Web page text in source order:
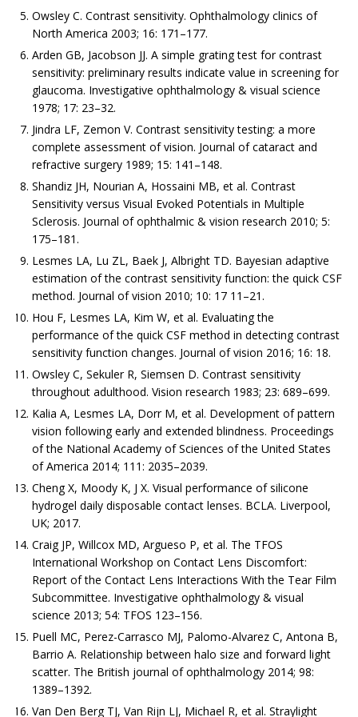
Owsley C. Contrast sensitivity. Ophthalmology clinics of
North America 2003; 16: 171–177.
Arden GB, Jacobson JJ. A simple grating test for contrast
sensitivity: preliminary results indicate value in screening for
glaucoma. Investigative ophthalmology & visual science
1978; 17: 23–32.
Jindra LF, Zemon V. Contrast sensitivity testing: a more
complete assessment of vision. Journal of cataract and
refractive surgery 1989; 15: 141–148.
Shandiz JH, Nourian A, Hossaini MB, et al. Contrast
Sensitivity versus Visual Evoked Potentials in Multiple
Sclerosis. Journal of ophthalmic & vision research 2010; 5:
175–181.
Lesmes LA, Lu ZL, Baek J, Albright TD. Bayesian adaptive
estimation of the contrast sensitivity function: the quick CSF
method. Journal of vision 2010; 10: 17 11–21.
Hou F, Lesmes LA, Kim W, et al. Evaluating the
performance of the quick CSF method in detecting contrast
sensitivity function changes. Journal of vision 2016; 16: 18.
Owsley C, Sekuler R, Siemsen D. Contrast sensitivity
throughout adulthood. Vision research 1983; 23: 689–699.
Kalia A, Lesmes LA, Dorr M, et al. Development of pattern
vision following early and extended blindness. Proceedings
of the National Academy of Sciences of the United States
of America 2014; 111: 2035–2039.
Cheng X, Moody K, J X. Visual performance of silicone
hydrogel daily disposable contact lenses. BCLA. Liverpool,
UK; 2017.
Craig JP, Willcox MD, Argueso P, et al. The TFOS
International Workshop on Contact Lens Discomfort:
Report of the Contact Lens Interactions With the Tear Film
Subcommittee. Investigative ophthalmology & visual
science 2013; 54: TFOS 123–156.
Puell MC, Perez-Carrasco MJ, Palomo-Alvarez C, Antona B,
Barrio A. Relationship between halo size and forward light
scatter. The British journal of ophthalmology 2014; 98:
1389–1392.
Van Den Berg TJ, Van Rijn LJ, Michael R, et al. Straylight